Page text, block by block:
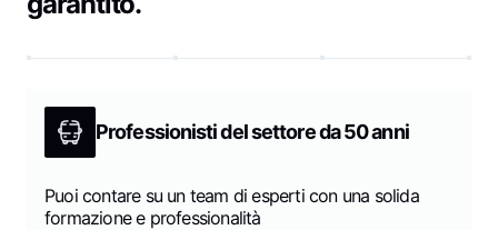
Professionisti del settore da 50 anni
Puoi contare su un team di esperti con una solida
formazione e professionalità